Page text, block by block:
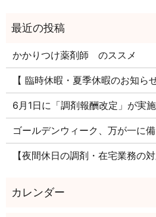
かかりつけ薬剤師 のススメ
【 臨時休暇・夏季休暇のお知らせ
6月1日に「調剤報酬改定」が実施
ゴールデンウィーク、万が一に
【夜間休日の調剤・在宅業務の対